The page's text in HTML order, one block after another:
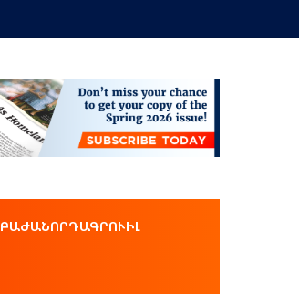
ԲԱԺԱՆՈՐԴԱԳՐՈՒԻԼ